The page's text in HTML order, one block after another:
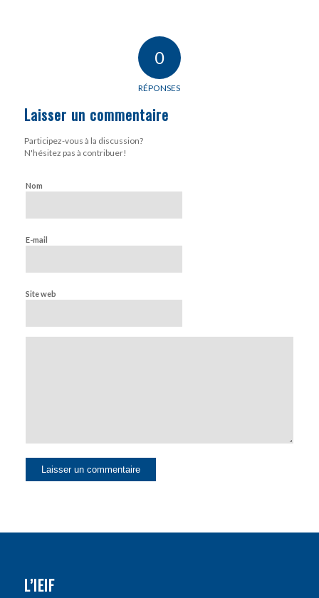
0
RÉPONSES
Laisser un commentaire
Participez-vous à la discussion?
N'hésitez pas à contribuer!
Nom
E-mail
Site web
L’IEIF